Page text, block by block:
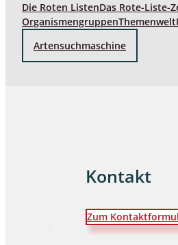
Die Roten ListenDas Rote-Liste-
OrganismengruppenThemenwelt
Artensuchmaschine
Kontakt
Zum